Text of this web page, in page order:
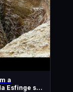
a
Esfinge sob